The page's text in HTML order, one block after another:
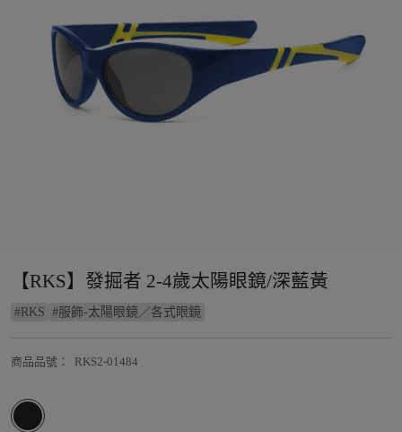
【RKS】發掘者 2-4歲太陽眼鏡/深藍黃
# RKS #服飾-太陽眼鏡／各式眼鏡
商品品號 ： RKS2-01484